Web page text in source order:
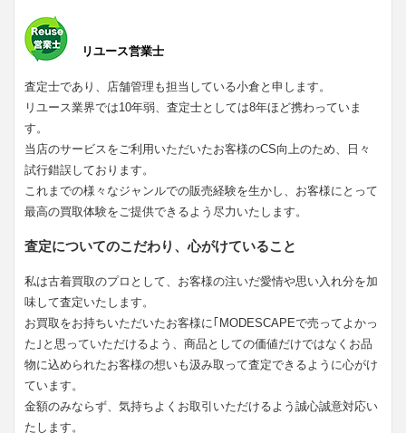
リユース営業士
査定士であり、店舗管理も担当している小倉と申します。
リユース業界では10年弱、査定士としては8年ほど携わっていま
す。
当店のサービスをご利用いただいたお客様のCS向上のため、日々
試行錯誤しております。
これまでの様々なジャンルでの販売経験を生かし、お客様にとって
最高の買取体験をご提供できるよう尽力いたします。
査定についてのこだわり、心がけていること
私は古着買取のプロとして、お客様の注いだ愛情や思い入れ分を加
味して査定いたします。
お買取をお持ちいただいたお客様に｢MODESCAPEで売ってよかっ
た｣と思っていただけるよう、商品としての価値だけではなくお品
物に込められたお客様の想いも汲み取って査定できるように心がけ
ています。
金額のみならず、気持ちよくお取引いただけるよう誠心誠意対応い
たします。